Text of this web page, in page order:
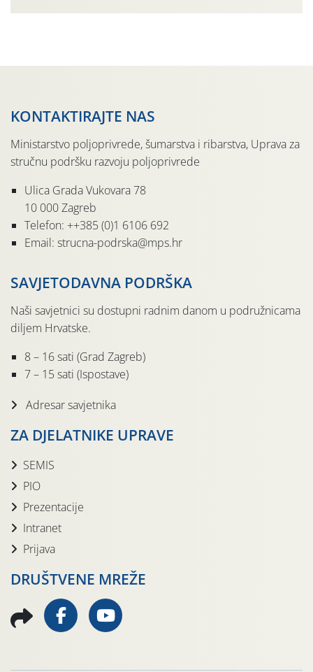
KONTAKTIRAJTE NAS
Ministarstvo poljoprivrede, šumarstva i ribarstva, Uprava za
stručnu podršku razvoju poljoprivrede
Ulica Grada Vukovara 78
10 000 Zagreb
Telefon: ++385 (0)1 6106 692
Email: strucna-podrska@mps.hr
SAVJETODAVNA PODRŠKA
Naši savjetnici su dostupni radnim danom u podružnicama
diljem Hrvatske.
8 – 16 sati (Grad Zagreb)
7 – 15 sati (Ispostave)
Adresar savjetnika
ZA DJELATNIKE UPRAVE
SEMIS
PIO
Prezentacije
Intranet
Prijava
DRUŠTVENE MREŽE